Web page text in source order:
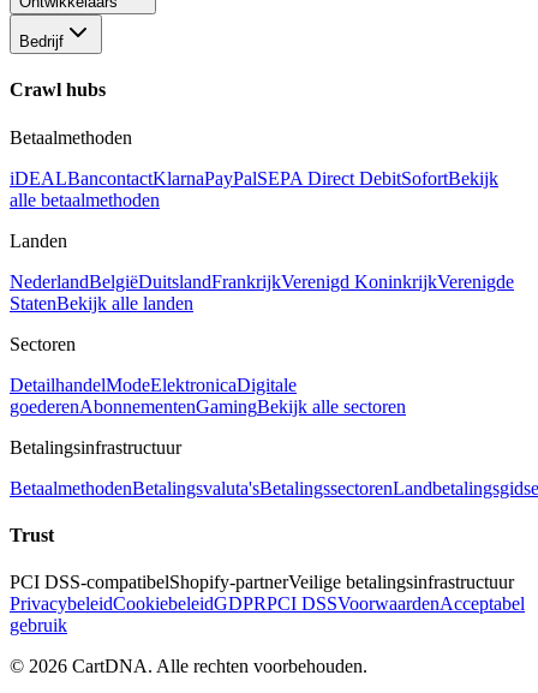
Bedrijf
Crawl hubs
Betaalmethoden
iDEALBancontactKlarnaPayPalSEPA Direct DebitSofortBekijk
alle betaalmethoden
Landen
NederlandBelgiëDuitslandFrankrijkVerenigd KoninkrijkVerenigde
StatenBekijk alle landen
Sectoren
DetailhandelModeElektronicaDigitale
goederenAbonnementenGamingBekijk alle sectoren
Betalingsinfrastructuur
BetaalmethodenBetalingsvaluta'sBetalingssectoren
Trust
PCI DSS-compatibelShopify-partnerVeilige betalingsinfrastructuur
PrivacybeleidCookiebeleidGDPRPCI DSSVoorwaardenAcceptabel
gebruik
© 2026 CartDNA. Alle rechten voorbehouden.